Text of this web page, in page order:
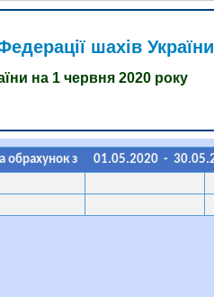
шахів України
на 1 червня 2020 року